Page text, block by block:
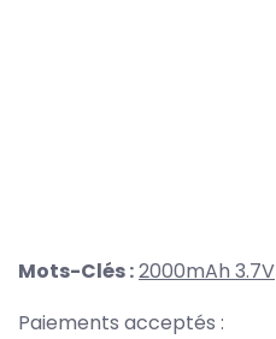
Mots-Clés :2000mAh 3.7V
Paiements acceptés :